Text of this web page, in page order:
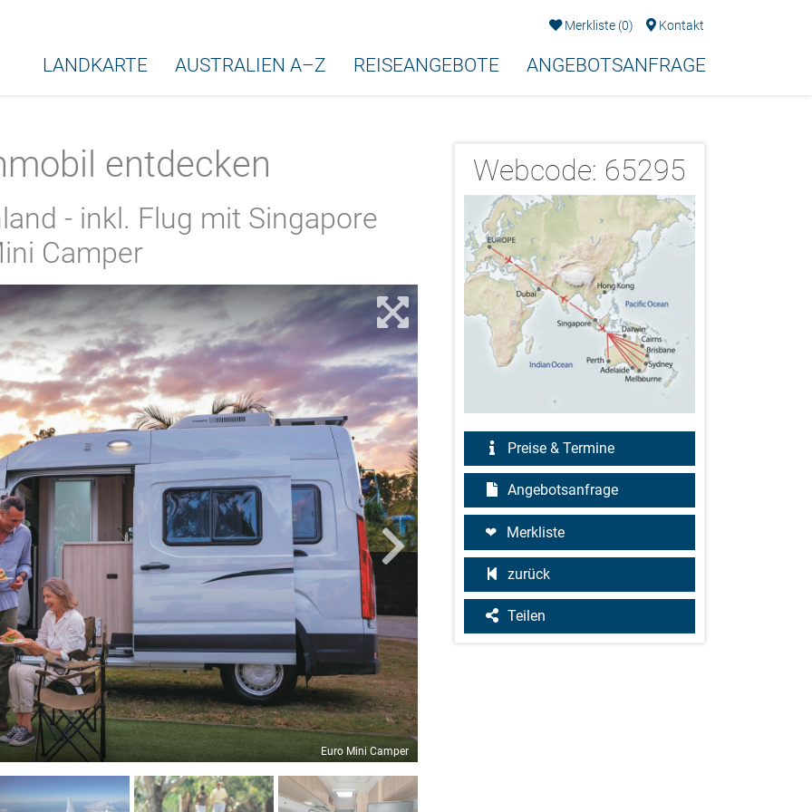
Merkliste (0) Kontakt
LANDKARTE AUSTRALIEN A–Z REISEANGEBOTE ANGEBOTSANFRAGE
Webcode: 65295
Preise & Termine
Angebotsanfrage
Merkliste
zurück
Teilen
entdecken
- inkl. Flug mit Singapore
Camper
Euro Mini Camper
2/13